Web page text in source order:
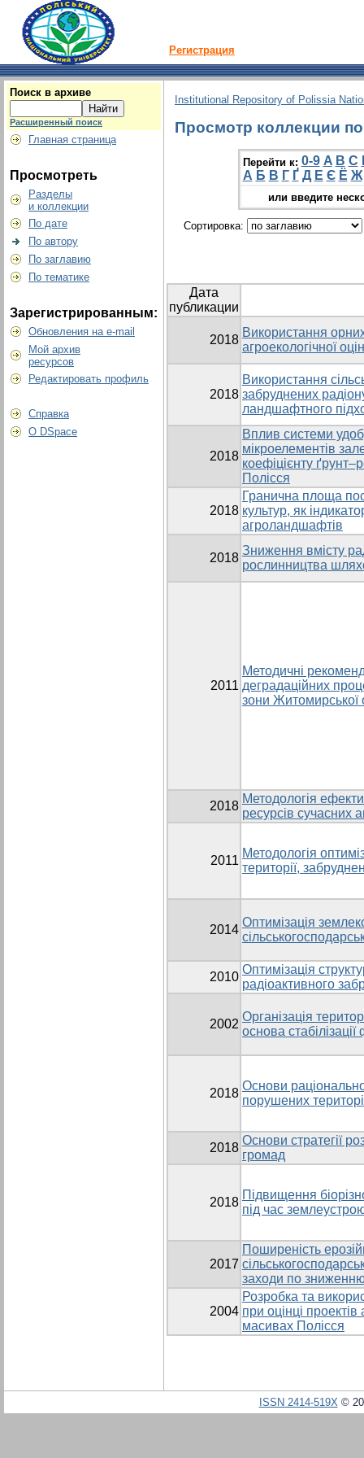
Регистрация
Поиск в архиве
Расширенный поиск
Главная страница
Просмотреть
Разделы
и коллекции
По дате
По автору
По заглавию
По тематике
Зарегистрированным:
Обновления на e-mail
Мой архив
ресурсов
Редактировать профиль
Справка
О DSpace
Institutional Repository of Polissia
Просмотр коллекции
Перейти к: 0-9 A B C
А Б В Г Ґ Д Е Є Ё Ж
или введите
Сортировка:
Дата
публикации
2018
Використання
агроекологічної
2018
Використання
забруднених
ландшафтного
2018
Вплив системи
мікроелементів
коефіцієнту
Полісся
2018
Гранична площа
культур, як
агроландшафтів
2018
Зниження вмісту
рослинництва
2011
Методичні
деградаційних
зони Житомирської
2018
Методологія
ресурсів сучасних
2011
Методологія
території,
2014
Оптимізація
2010
Оптимізація
радіоактивного
2002
Організація
основа
2018
Основи
порушених
2018
Основи стратегії
громад
2018
Підвищення
під час
2017
Поширеність
заходи по зниженню
2004
Розробка та
при оцінці
масивах Полісся
ISSN 2414-519X©